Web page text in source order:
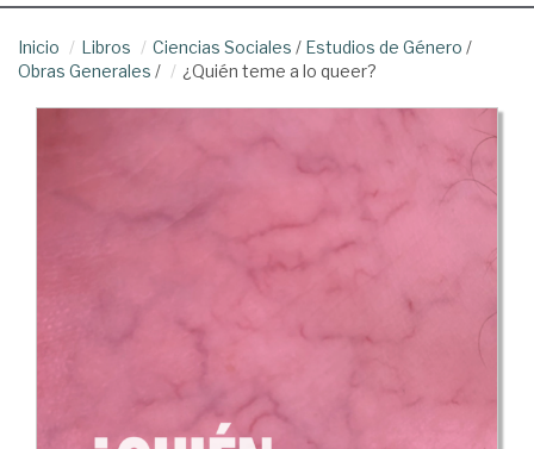
Inicio Libros Ciencias Sociales / Estudios de Género /
Obras Generales / ¿Quién teme a lo queer?